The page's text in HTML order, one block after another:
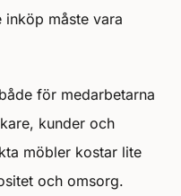
inköp måste vara
för medarbetarna
kunder och
möbler kostar lite
och omsorg.